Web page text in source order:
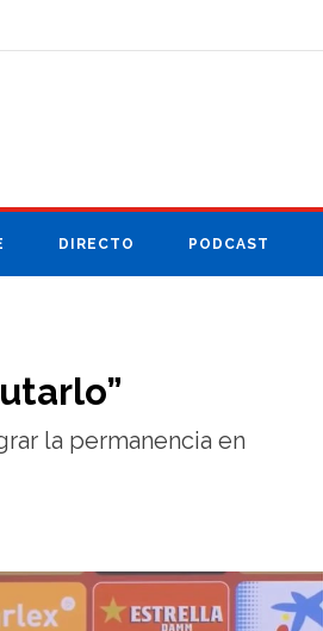
DIRECTO PODCAST
la permanencia en